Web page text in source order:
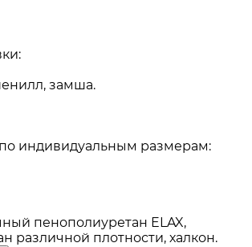
замша.
индивидуальным размерам:
пенополиуретан ELAX,
различной плотности, халкон.